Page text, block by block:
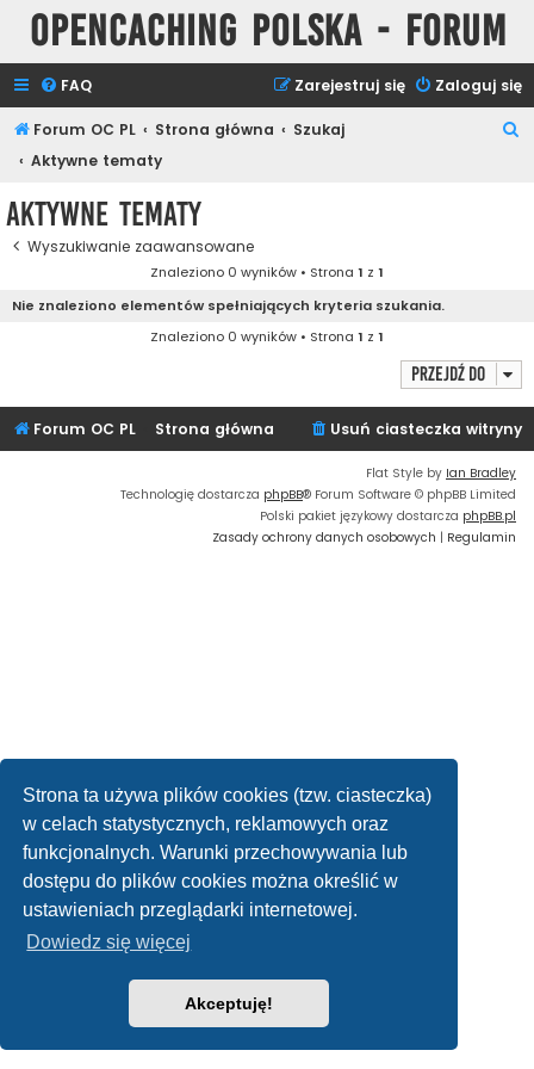
Strona ta używa plików cookies (tzw. ciasteczka)
w celach statystycznych, reklamowych oraz
funkcjonalnych. Warunki przechowywania lub
dostępu do plików cookies można określić w
ustawieniach przeglądarki internetowej.
Dowiedz się więcej
Akceptuję!
Opencaching Polska - Forum
FAQ Zaloguj się
Zarejestruj się
Forum OC PL Strona główna
Szukaj
Aktywne tematy
Aktywne tematy
Wyszukiwanie zaawansowane
Znaleziono 0 wyników • Strona 1 z 1
Nie znaleziono elementów spełniających kryteria szukania.
Znaleziono 0 wyników • Strona 1 z 1
Przejdź do
Forum OC PL Strona główna Usuń ciasteczka witryny
Flat Style by Ian Bradley
Technologię dostarcza phpBB® Forum Software © phpBB Limited
Polski pakiet językowy dostarcza phpBB.pl
Zasady ochrony danych osobowych | Regulamin